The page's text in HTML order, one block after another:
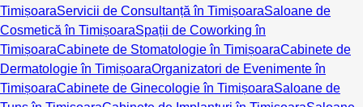
TimișoaraServicii de Consultanță în TimișoaraSaloane de
Cosmetică în TimișoaraSpații de Coworking în
TimișoaraCabinete de Stomatologie în TimișoaraCabinete de
Dermatologie în TimișoaraOrganizatori de Evenimente în
TimișoaraCabinete de Ginecologie în TimișoaraSaloane de